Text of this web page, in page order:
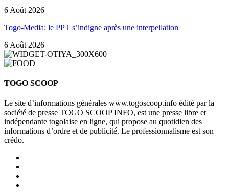
6 Août 2026
Togo-Media: le PPT s’indigne après une interpellation
6 Août 2026
TOGO SCOOP
Le site d’informations générales www.togoscoop.info édité par la
société de presse TOGO SCOOP INFO, est une presse libre et
indépendante togolaise en ligne, qui propose au quotidien des
informations d’ordre et de publicité. Le professionnalisme est son
crédo.